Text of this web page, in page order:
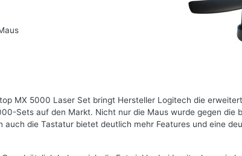
MX 5000 Laser Set bringt Hersteller Logitech die
Sets auf den Markt. Nicht nur die Maus wurde gegen die
auch die Tastatur bietet deutlich mehr Features und eine